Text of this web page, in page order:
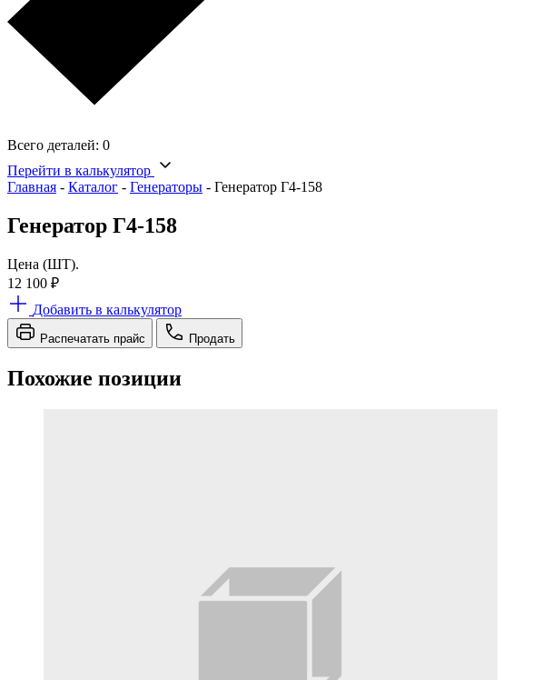
Всего деталей: 0
Перейти в калькулятор
Главная - Каталог - Генераторы - Генератор Г4-158
Генератор Г4-158
Цена (ШТ).
12 100 ₽
Добавить в калькулятор
Распечатать прайс Продать
Похожие позиции